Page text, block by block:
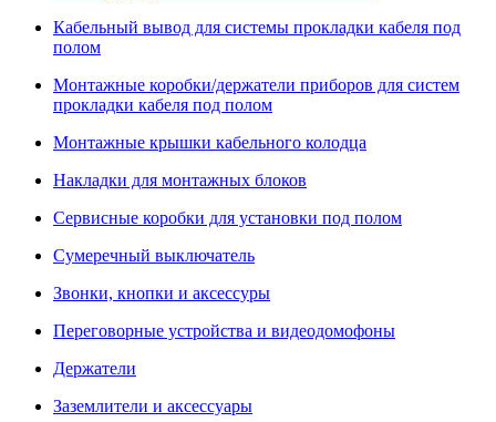
Кабельный вывод для системы прокладки кабеля под
полом
Монтажные коробки/держатели приборов для систем
прокладки кабеля под полом
Монтажные крышки кабельного колодца
Накладки для монтажных блоков
Сервисные коробки для установки под полом
Сумеречный выключатель
Звонки, кнопки и аксессуры
Переговорные устройства и видеодомофоны
Держатели
Заземлители и аксессуары